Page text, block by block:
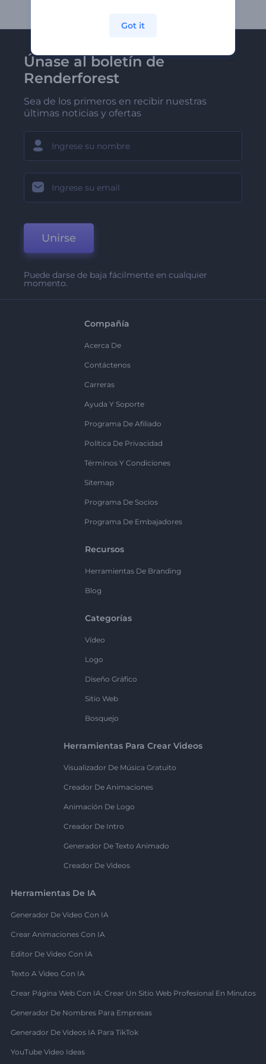
Únase al boletín de
Renderforest
Sea de los primeros en recibir nuestras
últimas noticias y ofertas
Unirse
Puede darse de baja fácilmente en cualquier
momento.
Compañía
Acerca De
Contáctenos
Carreras
Ayuda Y Soporte
Programa De Afiliado
Política De Privacidad
Términos Y Condiciones
Sitemap
Programa De Socios
Programa De Embajadores
Recursos
Herramientas De Branding
Blog
Categorías
Vídeo
Logo
Diseño Gráfico
Sitio Web
Bosquejo
Herramientas Para Crear Videos
Visualizador De Música Gratuito
Creador De Animaciones
Animación De Logo
Creador De Intro
Generador De Texto Animado
Creador De Videos
Herramientas De IA
Generador De Video Con IA
Crear Animaciones Con IA
Editor De Video Con IA
Texto A Video Con IA
Crear Página Web Con IA: Crear Un Sitio Web Profesional En Minutos
Generador De Nombres Para Empresas
Generador De Videos IA Para TikTok
YouTube Video Ideas
Got it